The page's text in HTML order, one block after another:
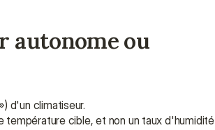
autonome ou
d'un climatiseur.
cible, et non un taux